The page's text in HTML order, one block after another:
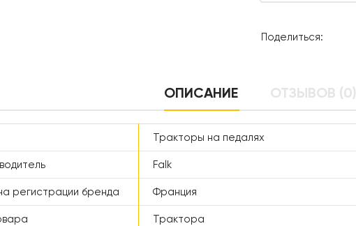
Поделиться:
ОПИСАНИЕ ОТЗЫВОВ (0)
Тракторы на педалях
Falk
регистрации бренда Франция
Трактора